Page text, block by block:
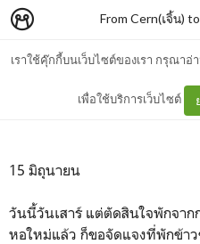
เราใช้คุ๊กกี้บนเว็บไซต์ของเรา กรุณาอ่
เพื่อใช้บริการเว็บไซต์
From Cern(เจิ้น)
Day13: ยู
15 มิถุนายน
วันนี้วันเสาร์ แต่ตัดสินใจพักจาก
หอใหม่แล้ว ก็ขอจัดแจงที่พักข้า